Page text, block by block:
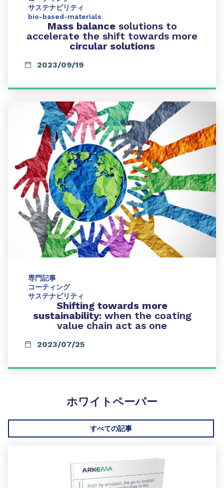
サステナビリティ
bio-based-materials
Mass balance solutions to
accelerate the shift towards more
circular solutions
2023/09/19
専門記事
コーティング
サステナビリティ
Shifting towards more
sustainability:when the coating
value chain act as one
2023/07/25
ホワイトペーパー
すべての記事